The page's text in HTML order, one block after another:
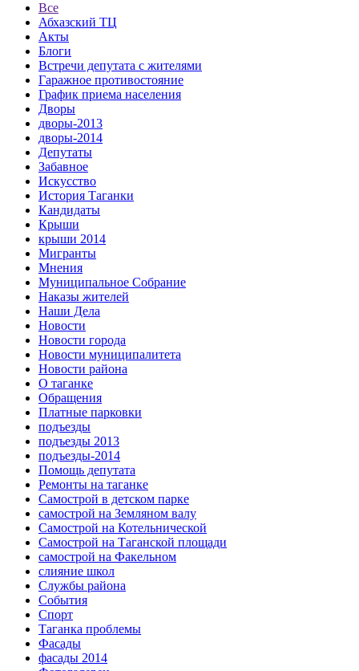
Все
Абхазский ТЦ
Акты
Блоги
Встречи депутата с жителями
Гаражное противостояние
График приема населения
Дворы
дворы-2013
дворы-2014
Депутаты
Забавное
Искусство
История Таганки
Кандидаты
Крыши
крыши 2014
Мигранты
Мнения
Муниципальное Собрание
Наказы жителей
Наши Дела
Новости
Новости города
Новости муниципалитета
Новости района
О таганке
Обращения
Платные парковки
подъезды
подъезды 2013
подъезды-2014
Помощь депутата
Ремонты на таганке
Самострой в детском парке
самострой на Земляном валу
Самострой на Котельнической
Самострой на Таганской площади
самострой на Факельном
слияние школ
Службы района
События
Спорт
Таганка проблемы
Фасады
фасады 2014